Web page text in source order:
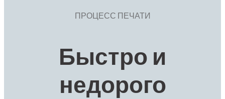
ПРОЦЕСС ПЕЧАТИ
Быстро и
недорого